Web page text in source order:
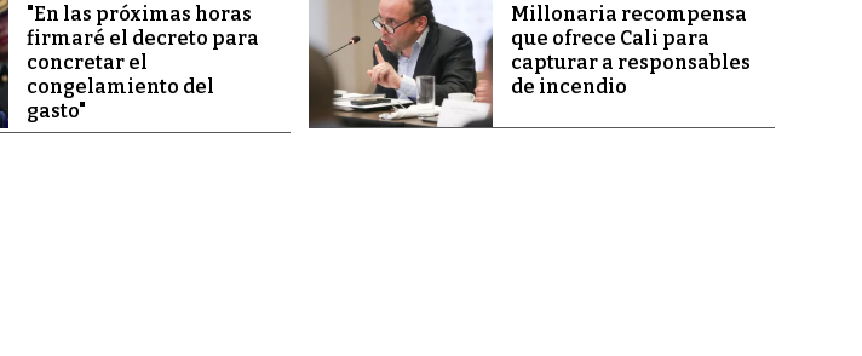
"En las próximas horas
firmaré el decreto para
concretar el
congelamiento del
gasto"
Millonaria recompensa
que ofrece Cali para
capturar a responsables
de incendio